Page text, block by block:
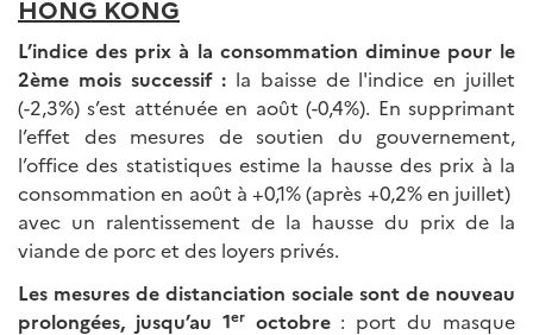
HONG KONG
L’indice des prix à la consommation diminue pour le
2ème mois successif : la baisse de l'indice en juillet
(-2,3%) s’est atténuée en août (-0,4%). En supprimant
l’effet des mesures de soutien du gouvernement,
l’office des statistiques estime la hausse des prix à la
consommation en août à +0,1% (après +0,2% en juillet)
avec un ralentissement de la hausse du prix de la
viande de porc et des loyers privés.
Les mesures de distanciation sociale sont de nouveau
prolongées, jusqu’au 1eroctobre: port du masque